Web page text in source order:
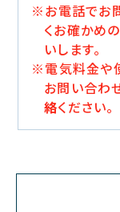
※お電話でお
くお確かめ
いします。
※電気料金や
お問い合わ
絡ください。